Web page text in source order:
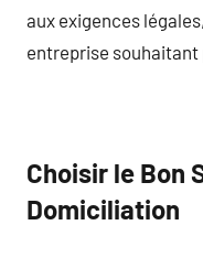
aux exigences
entreprise souhaitant
Choisir le Bon
Domiciliation